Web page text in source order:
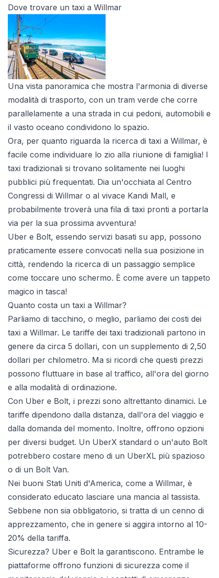
Dove trovare un taxi a Willmar
Una vista panoramica che mostra l'armonia di diverse
modalità di trasporto, con un tram verde che corre
parallelamente a una strada in cui pedoni, automobili e
il vasto oceano condividono lo spazio.
Ora, per quanto riguarda la ricerca di taxi a Willmar, è
facile come individuare lo zio alla riunione di famiglia! I
taxi tradizionali si trovano solitamente nei luoghi
pubblici più frequentati. Dia un'occhiata al Centro
Congressi di Willmar o al vivace Kandi Mall, e
probabilmente troverà una fila di taxi pronti a portarla
via per la sua prossima avventura!
Uber e Bolt, essendo servizi basati su app, possono
praticamente essere convocati nella sua posizione in
città, rendendo la ricerca di un passaggio semplice
come toccare uno schermo. È come avere un tappeto
magico in tasca!
Quanto costa un taxi a Willmar?
Parliamo di tacchino, o meglio, parliamo dei costi dei
taxi a Willmar. Le tariffe dei taxi tradizionali partono in
genere da circa 5 dollari, con un supplemento di 2,50
dollari per chilometro. Ma si ricordi che questi prezzi
possono fluttuare in base al traffico, all'ora del giorno
e alla modalità di ordinazione.
Con Uber e Bolt, i prezzi sono altrettanto dinamici. Le
tariffe dipendono dalla distanza, dall'ora del viaggio e
dalla domanda del momento. Inoltre, offrono opzioni
per diversi budget. Un UberX standard o un'auto Bolt
potrebbero costare meno di un UberXL più spazioso
o di un Bolt Van.
Nei buoni Stati Uniti d'America, come a Willmar, è
considerato educato lasciare una mancia al tassista.
Sebbene non sia obbligatorio, si tratta di un cenno di
apprezzamento, che in genere si aggira intorno al 10-
20% della tariffa.
Sicurezza? Uber e Bolt la garantiscono. Entrambe le
piattaforme offrono funzioni di sicurezza come il